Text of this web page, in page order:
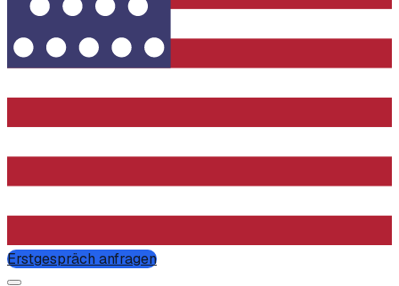
Erstgespräch anfragen